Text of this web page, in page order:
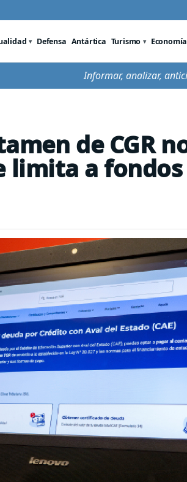
Defensa Antártica Turismo Economía
Informar, analizar,
de CGR
limita a fondos